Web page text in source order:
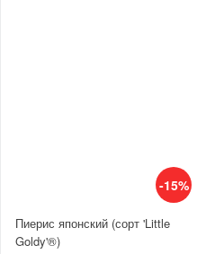
-15%
Пиерис японский (сорт 'Little
Goldy'®)